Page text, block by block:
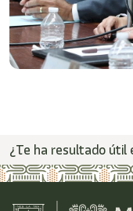
¿Te ha resultado útil